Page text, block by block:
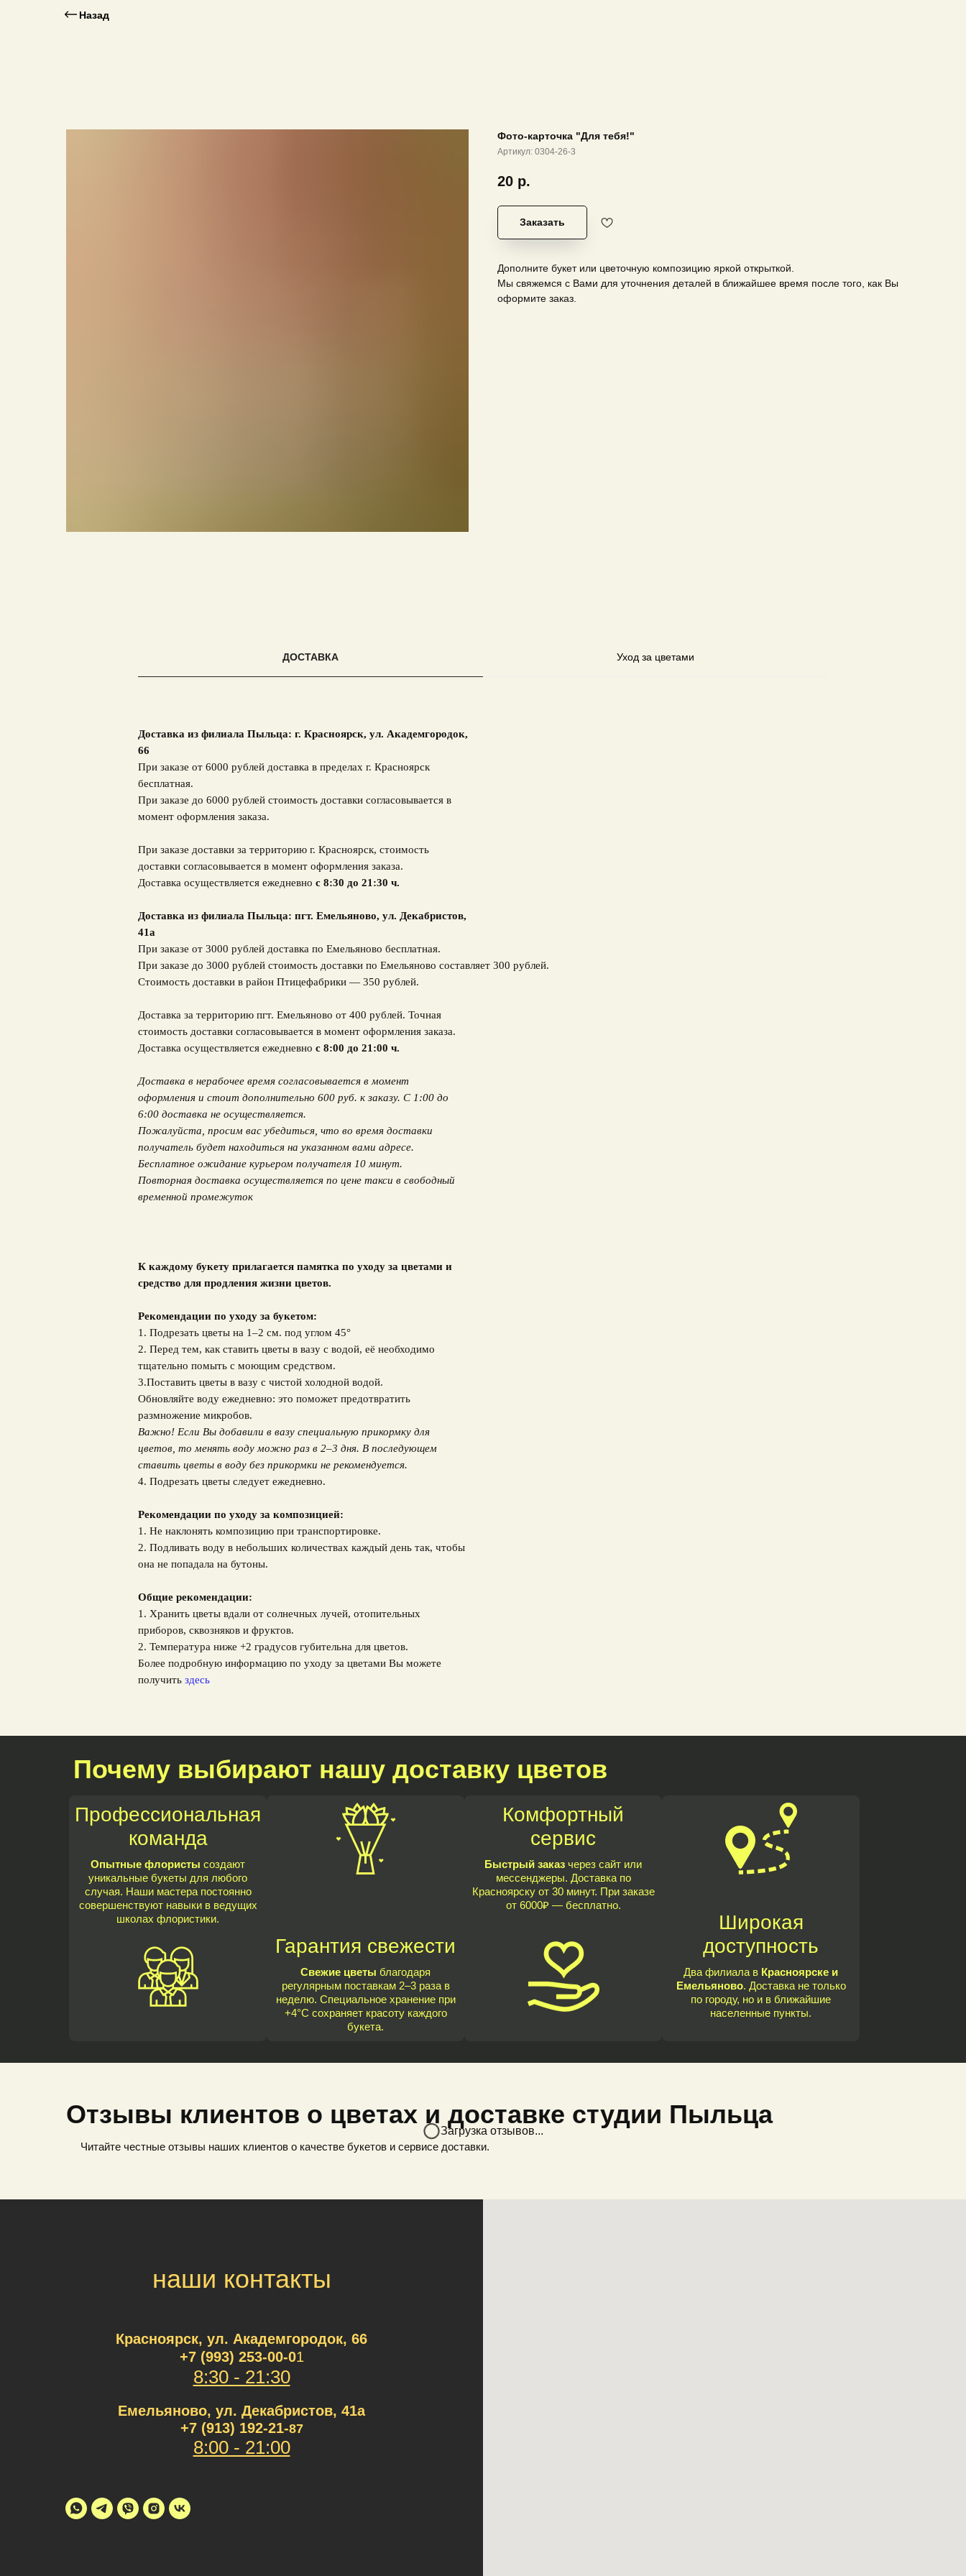
Назад
Фото-карточка "Для тебя!"
Артикул: 0304-26-3
20 р.
Заказать
Дополните букет или цветочную композицию яркой открыткой.
Мы свяжемся с Вами для уточнения деталей в ближайшее время после того, как Вы
оформите заказ.
ДОСТАВКА Уход за цветами
Доставка из филиала Пыльца: г. Красноярск, ул. Академгородок,
66
При заказе от 6000 рублей доставка в пределах г. Красноярск
бесплатная.
При заказе до 6000 рублей стоимость доставки согласовывается в
момент оформления заказа.
При заказе доставки за территорию г. Красноярск, стоимость
доставки согласовывается в момент оформления заказа.
Доставка осуществляется ежедневно с 8:30 до 21:30 ч.
Доставка из филиала Пыльца: пгт. Емельяново, ул. Декабристов,
41а
При заказе от 3000 рублей доставка по Емельяново бесплатная.
При заказе до 3000 рублей стоимость доставки по Емельяново составляет 300 рублей.
Стоимость доставки в район Птицефабрики — 350 рублей.
Доставка за территорию пгт. Емельяново от 400 рублей. Точная
стоимость доставки согласовывается в момент оформления заказа.
Доставка осуществляется ежедневно с 8:00 до 21:00 ч.
Доставка в нерабочее время согласовывается в момент
оформления и стоит дополнительно 600 руб. к заказу. С 1:00 до
6:00 доставка не осуществляется.
Пожалуйста, просим вас убедиться, что во время доставки
получатель будет находиться на указанном вами адресе.
Бесплатное ожидание курьером получателя 10 минут.
Повторная доставка осуществляется по цене такси в свободный
временной промежуток
К каждому букету прилагается памятка по уходу за цветами и
средство для продления жизни цветов.
Рекомендации по уходу за букетом:
1. Подрезать цветы на 1–2 см. под углом 45°
2. Перед тем, как ставить цветы в вазу с водой, её необходимо
тщательно помыть с моющим средством.
3.Поставить цветы в вазу с чистой холодной водой.
Обновляйте воду ежедневно: это поможет предотвратить
размножение микробов.
Важно! Если Вы добавили в вазу специальную прикормку для
цветов, то менять воду можно раз в 2–3 дня. В последующем
ставить цветы в воду без прикормки не рекомендуется.
4. Подрезать цветы следует ежедневно.
Рекомендации по уходу за композицией:
1. Не наклонять композицию при транспортировке.
2. Подливать воду в небольших количествах каждый день так, чтобы
она не попадала на бутоны.
Общие рекомендации:
1. Хранить цветы вдали от солнечных лучей, отопительных
приборов, сквозняков и фруктов.
2. Температура ниже +2 градусов губительна для цветов.
Более подробную информацию по уходу за цветами Вы можете
получить здесь
Почему выбирают нашу доставку цветов
Профессиональная
команда
Опытные флористы создают
уникальные букеты для любого
случая. Наши мастера постоянно
совершенствуют навыки в ведущих
школах флористики.
Гарантия свежести
Свежие цветы благодаря
регулярным поставкам 2–3 раза в
неделю. Специальное хранение при
+4°C сохраняет красоту каждого
букета.
Комфортный
сервис
Быстрый заказ через сайт или
мессенджеры. Доставка по
Красноярску от 30 минут. При заказе
от 6000₽ — бесплатно.
Широкая
доступность
Два филиала в Красноярске и
Емельяново. Доставка не только
по городу, но и в ближайшие
населенные пункты.
Отзывы клиентов о цветах и доставке студии Пыльца
Читайте честные отзывы наших клиентов о качестве букетов и сервисе доставки.
Загрузка отзывов...
наши контакты
Красноярск, ул. Академгородок, 66
+7 (993) 253-00-01
8:30 - 21:30
Емельяново, ул. Декабристов, 41а
+7 (913) 192-21-87
8:00 - 21:00